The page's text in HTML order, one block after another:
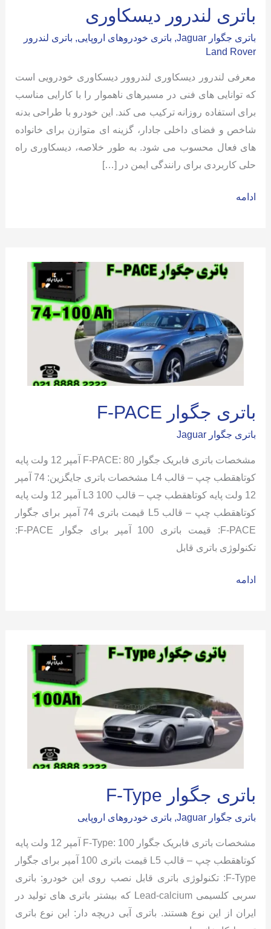
باتری لندرور دیسکاوری
باتری جگوار Jaguar , باتری خودروهای اروپایی, باتری لندرور
Land Rover
معرفی لندرور دیسکاوری لندروور دیسکاوری خودرویی است
که توانایی های فنی در مسیرهای ناهموار را با کارایی مناسب
برای استفاده روزانه ترکیب می کند. این خودرو با طراحی بدنه
شاخص و فضای داخلی جادار، گزینه ای متوازن برای خانواده
های فعال محسوب می شود. به طور خلاصه، دیسکاوری راه
حلی کاربردی برای رانندگی ایمن در […]
باتری
ادامه
باتری جگوار F-PACE
باتری جگوار Jaguar
مشخصات باتری فابریک جگوار F-PACE: 80 آمپر 12 ولت پایه
کوتاهقطب چپ – قالب L4 مشخصات باتری جایگزین: 74 آمپر
12 ولت پایه کوتاهقطب چپ – قالب L3 100 آمپر 12 ولت پایه
کوتاهقطب چپ – قالب L5 قیمت باتری 74 آمپر برای جگوار
F-PACE: قیمت باتری 100 آمپر برای جگوار F-PACE:
تکنولوژی باتری قابل
باتری
ادامه
باتری جگوار F-Type
باتری جگوار Jaguar , باتری خودروهای اروپایی
مشخصات باتری فابریک جگوار F-Type: 100 آمپر 12 ولت پایه
کوتاهقطب چپ – قالب L5 قیمت باتری 100 آمپر برای جگوار
F-Type: تکنولوژی باتری قابل نصب روی این خودرو: باتری
سربی کلسیمی Lead-calcium که بیشتر باتری های تولید در
ایران از این نوع هستند. باتری آبی دریچه دار: این نوع باتری